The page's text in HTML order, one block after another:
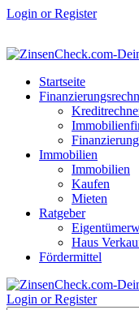
Login or Register
Startseite
Immobilien
Immobilien
Kaufen
Mieten
Ratgeber
Haus
Fördermittel
Login or Register